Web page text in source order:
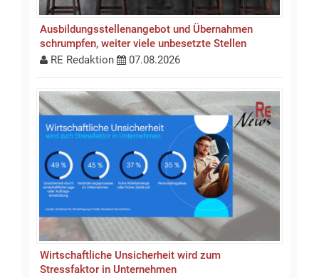
Ausbildungsstellen­an­gebot und Übernahmen
schrumpfen, weiter viele unbesetzte Stellen
RE Redaktion
07.08.2026
Wirtschaftliche Unsicherheit wird zum
Stressfaktor in Unternehmen